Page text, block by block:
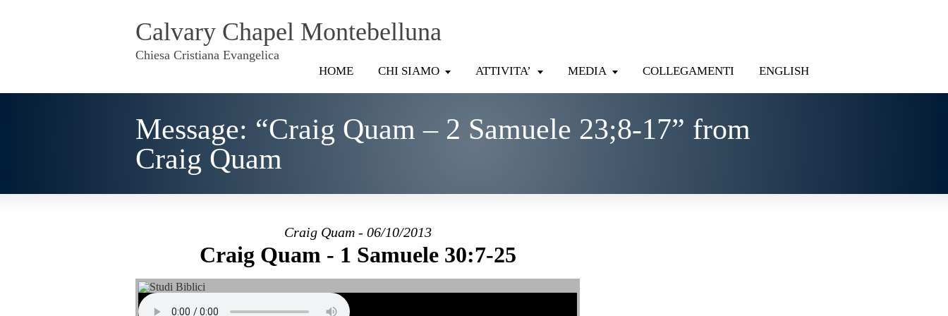
Calvary Chapel Montebelluna
Chiesa Cristiana Evangelica
HOME CHI SIAMO ATTIVITA’ MEDIA COLLEGAMENTI ENGLISH
Message: “Craig Quam – 2 Samuele 23;8-17” from
Craig Quam
Craig Quam - 06/10/2013
Craig Quam - 1 Samuele 30:7-25